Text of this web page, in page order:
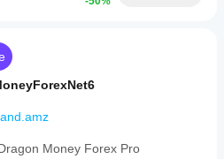
Money Forex Pro